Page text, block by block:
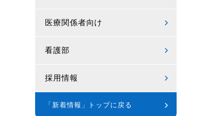
医療関係者向け
看護部
採用情報
「新着情報」トップに戻る